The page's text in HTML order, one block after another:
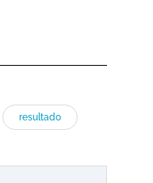
resultado